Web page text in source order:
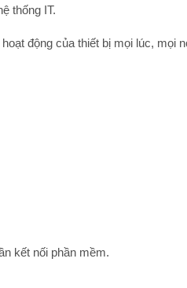
thống IT.
động của thiết bị mọi lúc, mọi
kết nối phần mềm.